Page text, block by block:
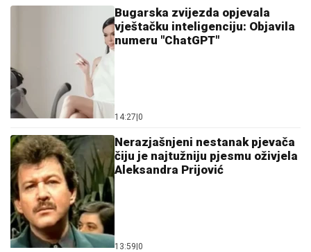
Bugarska zvijezda opjevala
vještačku inteligenciju: Objavila
numeru "ChatGPT"
14:27 0
Nerazjašnjeni nestanak pjevača
čiju je najtužniju pjesmu oživjela
Aleksandra Prijović
13:59 0